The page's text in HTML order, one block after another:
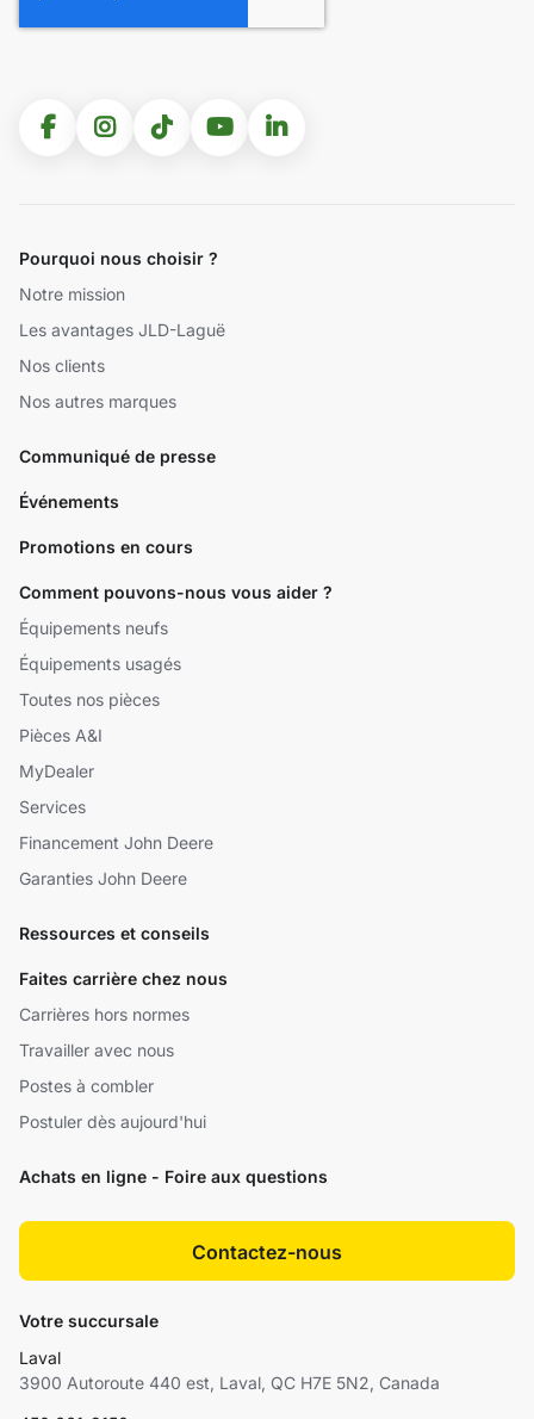
Pourquoi nous choisir ?
Notre mission
Les avantages JLD-Laguë
Nos clients
Nos autres marques
Communiqué de presse
Événements
Promotions en cours
Comment pouvons-nous vous aider ?
Équipements neufs
Équipements usagés
Toutes nos pièces
Pièces A&I
MyDealer
Services
Financement John Deere
Garanties John Deere
Ressources et conseils
Faites carrière chez nous
Carrières hors normes
Travailler avec nous
Postes à combler
Postuler dès aujourd'hui
Achats en ligne - Foire aux questions
Contactez-nous
Votre succursale
Laval
3900 Autoroute 440 est, Laval, QC H7E 5N2, Canada